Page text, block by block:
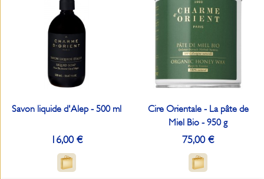
Savon liquide d'Alep - 500 ml
16,00 €
Cire Orientale - La pâte de
Miel Bio - 950 g
75,00 €